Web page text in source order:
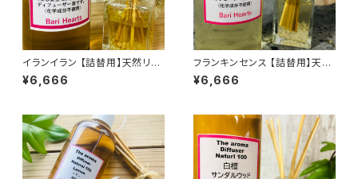
イランイラン 【詰替用】天然リー
ドディフューザー 328ml
¥6,666
フランキンセンス 【詰替用】天然
リードディフューザー 328ml
¥6,666